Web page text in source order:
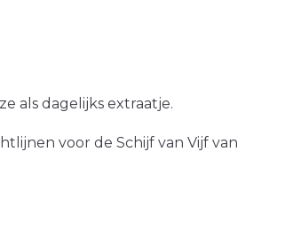
als dagelijks extraatje.
voor de Schijf van Vijf van